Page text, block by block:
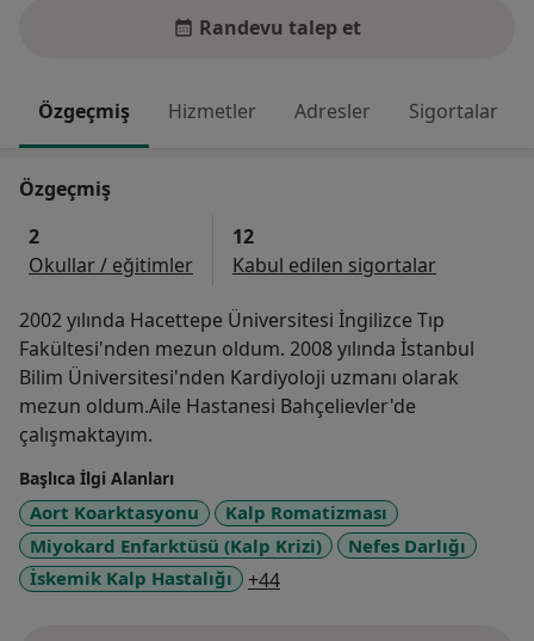
Randevu talep et
Özgeçmiş Hizmetler Adresler Sigortalar
Özgeçmiş
2
Okullar / eğitimler
12
Kabul edilen sigortalar
2002 yılında Hacettepe Üniversitesi İngilizce Tıp
Fakültesi'nden mezun oldum. 2008 yılında İstanbul
Bilim Üniversitesi'nden Kardiyoloji uzmanı olarak
mezun oldum.Aile Hastanesi Bahçelievler'de
çalışmaktayım.
Başlıca İlgi Alanları
Aort Koarktasyonu
Kalp Romatizması
Miyokard Enfarktüsü (Kalp Krizi)
Nefes Darlığı
İskemik Kalp Hastalığı
+44a11y_sr_more_diseases